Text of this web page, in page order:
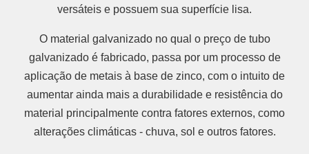
versáteis e possuem sua superfície lisa.
O material galvanizado no qual o preço de tubo
galvanizado é fabricado, passa por um processo de
aplicação de metais à base de zinco, com o intuito de
aumentar ainda mais a durabilidade e resistência do
material principalmente contra fatores externos, como
alterações climáticas - chuva, sol e outros fatores.